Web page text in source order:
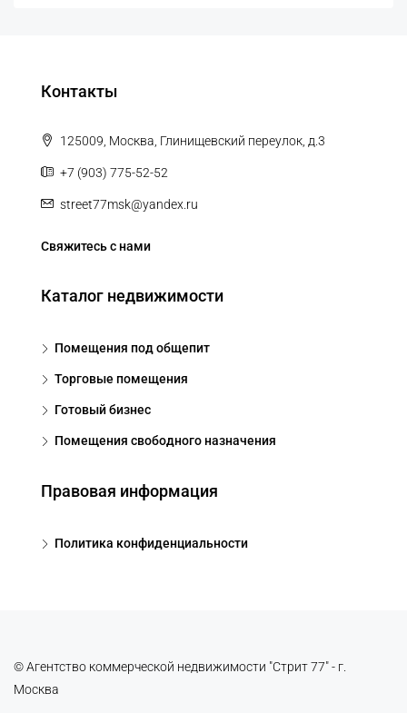
Контакты
125009, Москва, Глинищевский переулок, д.3
+7 (903) 775-52-52
street77msk@yandex.ru
Свяжитесь с нами
Каталог недвижимости
Помещения под общепит
Торговые помещения
Готовый бизнес
Помещения свободного назначения
Правовая информация
Политика конфиденциальности
© Агентство коммерческой недвижимости "Стрит 77" - г.
Москва